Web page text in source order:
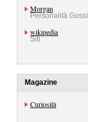
Morgan
Personalità
wikipedia
Siti
Magazine
Curiosità